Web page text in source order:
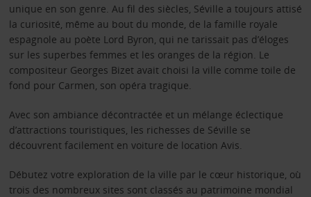
unique en son genre. Au fil des siècles, Séville a toujours attisé
la curiosité, même au bout du monde, de la famille royale
espagnole au poète Lord Byron, qui ne tarissait pas d’éloges
sur les superbes femmes et les oranges de la région. Le
compositeur Georges Bizet avait choisi la ville comme toile de
fond pour Carmen, son opéra tragique.
Avec son ambiance décontractée et un mélange éclectique
d’attractions touristiques, les richesses de Séville se
découvrent facilement en voiture de location Avis.
Débutez votre exploration de la ville par le cœur historique, où
trois des nombreux sites sont classés au patrimoine mondial